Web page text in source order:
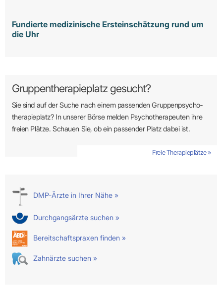
Fundierte medizinische Ersteinschätzung rund um
die Uhr
Gruppentherapieplatz gesucht?
Sie sind auf der Suche nach einem passenden Gruppen­psycho­
therapie­platz? In unserer Börse melden Psycho­­thera­­peuten ihre
freien Plätze. Schauen Sie, ob ein passender Platz dabei ist.
Freie Therapieplätze »
DMP-Ärzte in Ihrer Nähe »
Durchgangsärzte suchen »
Bereitschaftspraxen finden »
Zahnärzte suchen »